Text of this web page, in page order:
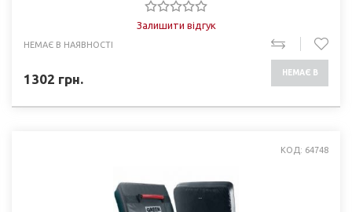
Залишити відгук
НЕМАЄ В НАЯВНОСТІ
1302 грн. НЕМАЄ В
КОД: 64748